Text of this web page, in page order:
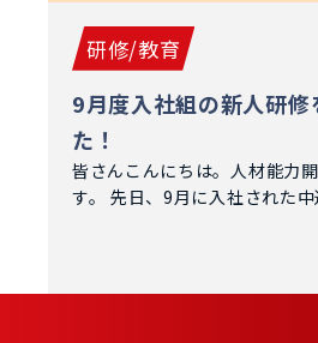
研修/教育
9月度入社組の新人研修
た！
皆さんこんにちは。人材能力
す。 先日、9月に入社された中